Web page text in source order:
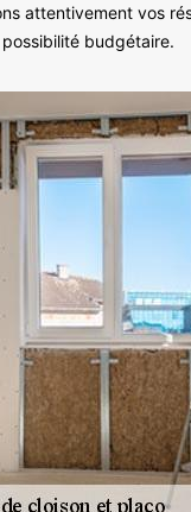
attentivement vos
budgétaire.